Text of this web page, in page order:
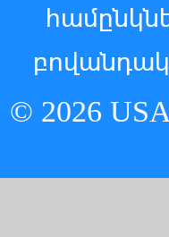
© 2026